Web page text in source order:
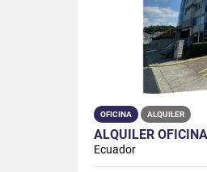
OFICINA ALQUILER
Ecuador